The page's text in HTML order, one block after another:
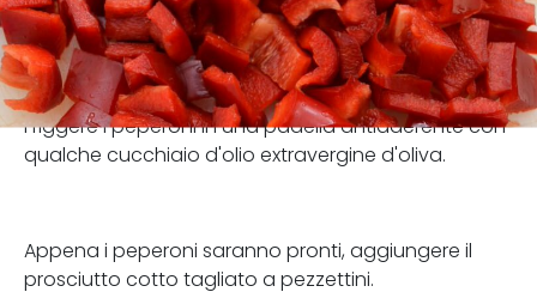
Friggere i peperoni in una padella antiaderente con
qualche cucchiaio d'olio extravergine d'oliva.
Appena i peperoni saranno pronti, aggiungere il
prosciutto cotto tagliato a pezzettini.